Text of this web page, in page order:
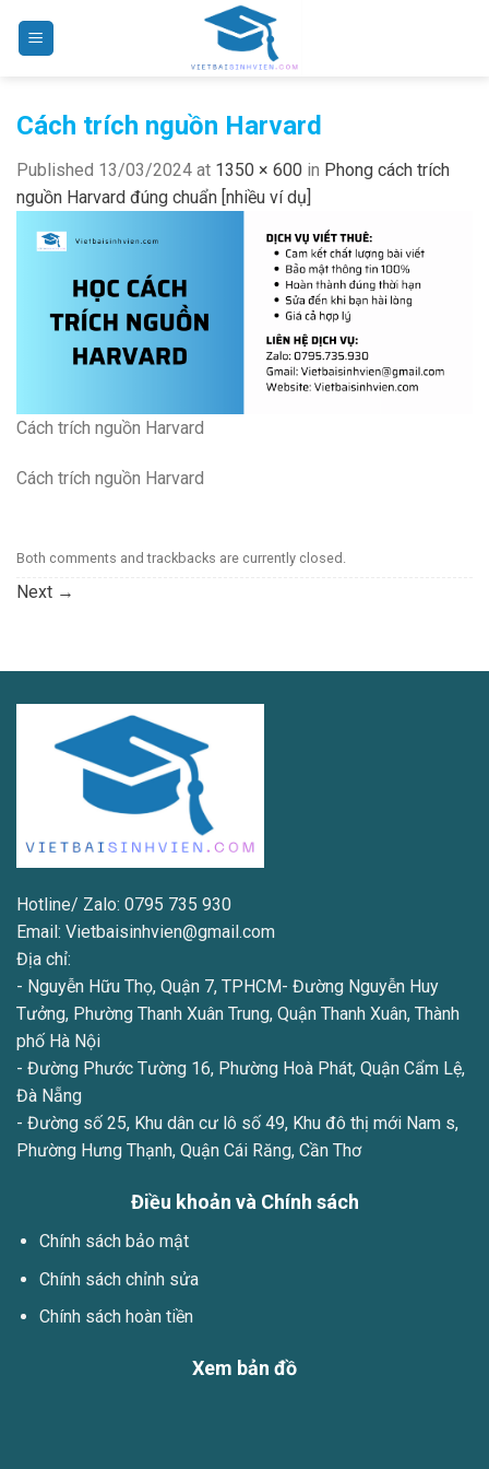
Cách trích nguồn Harvard
Published 13/03/2024 at 1350 × 600 in Phong cách trích
nguồn Harvard đúng chuẩn [nhiều ví dụ]
Cách trích nguồn Harvard
Cách trích nguồn Harvard
Both comments and trackbacks are currently closed.
Next →
Hotline/ Zalo: 0795 735 930
Email: Vietbaisinhvien@gmail.com
Địa chỉ:
- Nguyễn Hữu Thọ, Quận 7, TPHCM- Đường Nguyễn Huy
Tưởng, Phường Thanh Xuân Trung, Quận Thanh Xuân, Thành
phố Hà Nội
- Đường Phước Tường 16, Phường Hoà Phát, Quận Cẩm Lệ,
Đà Nẵng
- Đường số 25, Khu dân cư lô số 49, Khu đô thị mới Nam s,
Phường Hưng Thạnh, Quận Cái Răng, Cần Thơ
Điều khoản và Chính sách
Chính sách bảo mật
Chính sách chỉnh sửa
Chính sách hoàn tiền
Xem bản đồ